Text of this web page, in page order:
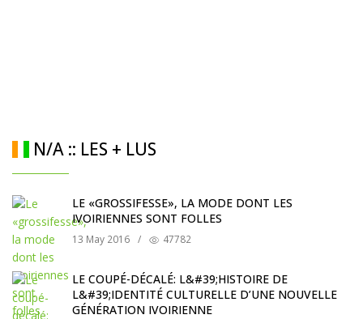
N/A :: LES + LUS
LE «GROSSIFESSE», LA MODE DONT LES
IVOIRIENNES SONT FOLLES
13 May 2016 / 47782
LE COUPÉ-DÉCALÉ: L&#39;HISTOIRE DE
L&#39;IDENTITÉ CULTURELLE D’UNE NOUVELLE
GÉNÉRATION IVOIRIENNE